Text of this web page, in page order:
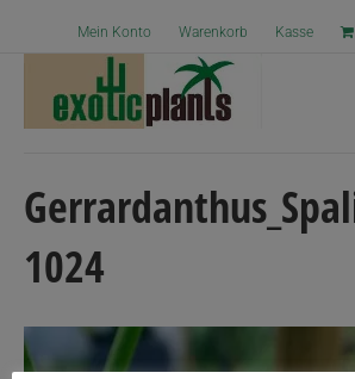
Mein Konto Warenkorb Kasse
1024